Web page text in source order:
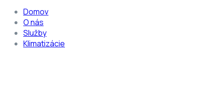
Domov
O nás
Služby
Klimatizácie